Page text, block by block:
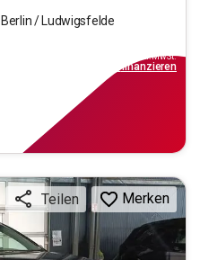
Berlin / Ludwigsfelde
inkl.MwSt.
finanzieren
Teilen Merken